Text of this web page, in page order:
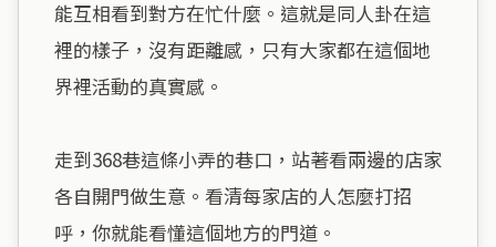
能互相看到對方在忙什麼。這就是同人卦在這
裡的樣子，沒有距離感，只有大家都在這個地
界裡活動的真實感。
走到368巷這條小弄的巷口，站著看兩邊的店家
各自開門做生意。看清每家店的人怎麼打招
呼，你就能看懂這個地方的門道。